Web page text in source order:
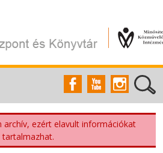
archív, ezért elavult információkat
tartalmazhat.